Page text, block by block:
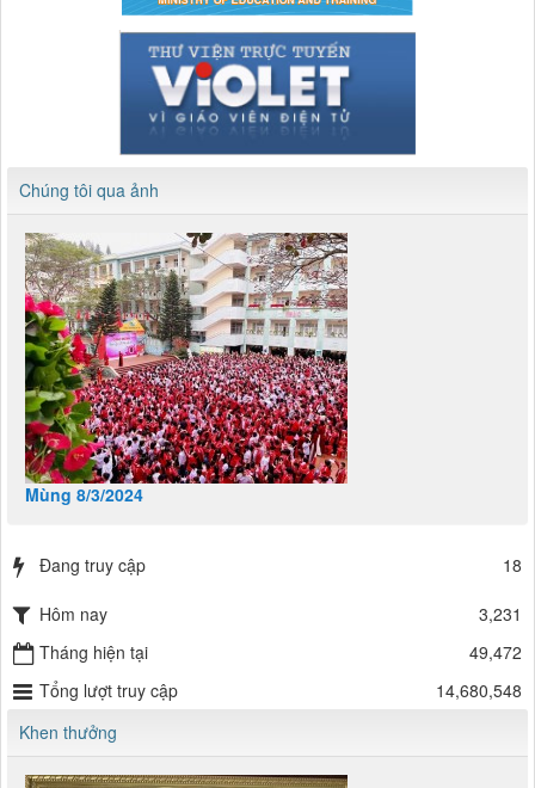
Chúng tôi qua ảnh
Mùng 8/3/2024
Đang truy cập 18
Hôm nay
3,231
Tháng hiện tại
49,472
Tổng lượt truy cập
14,680,548
Khen thưởng